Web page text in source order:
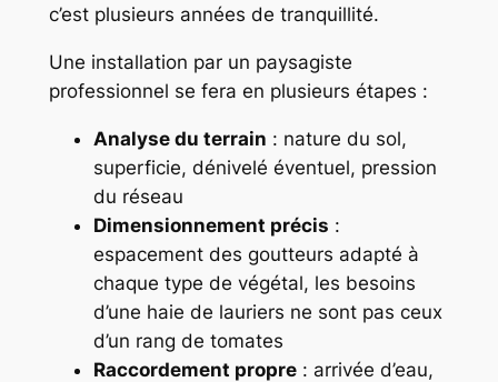
c’est plusieurs années de tranquillité.
Une installation par un paysagiste
professionnel se fera en plusieurs étapes :
Analyse du terrain : nature du sol,
superficie, dénivelé éventuel, pression
du réseau
Dimensionnement précis :
espacement des goutteurs adapté à
chaque type de végétal, les besoins
d’une haie de lauriers ne sont pas ceux
d’un rang de tomates
Raccordement propre: arrivée d’eau,